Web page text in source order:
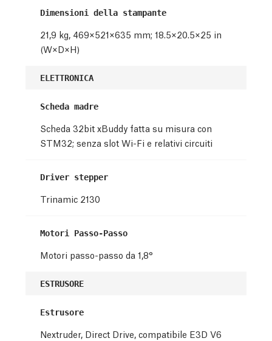
Dimensioni della stampante
21,9 kg, 469×521×635 mm; 18.5×20.5×25 in
(W×D×H)
ELETTRONICA
Scheda madre
Scheda 32bit xBuddy fatta su misura con
STM32; senza slot Wi-Fi e relativi circuiti
Driver stepper
Trinamic 2130
Motori Passo-Passo
Motori passo-passo da 1,8°
ESTRUSORE
Estrusore
Nextruder, Direct Drive, compatibile E3D V6